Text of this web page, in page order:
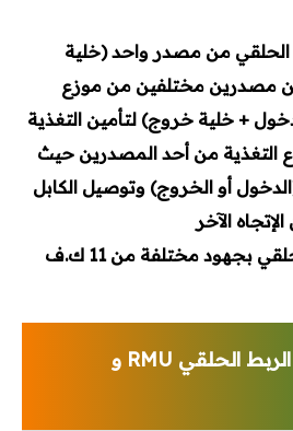
الحلقي من مصدر واحد (خلية
مصدرين مختلفين من موزع
+ خلية خروج) لتأمين التغذية
التغذية من أحد المصدرين حيث
أو الخروج) وتوصيل الكابل
الآخر
تتوافر وحدات الربط الحلقي بجهود مختلفة من 11 ك.ف
الفرق بين وحدة الربط الحلقي RMU و